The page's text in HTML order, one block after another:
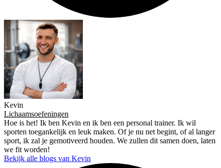
Kevin
Lichaamsoefeningen
Hoe is het! Ik ben Kevin en ik ben een personal trainer. Ik wil
sporten toegankelijk en leuk maken. Of je nu net begint, of al langer
sport, ik zal je gemotiveerd houden. We zullen dit samen doen, laten
we fit worden!
Bekijk alle blogs van Kevin